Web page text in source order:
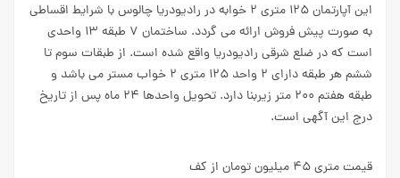
این آپارتمان ۱۲۵ متری ۲ خوابه در رادیودریا چالوس با شرایط اقساطی
به صورت پیش فروش ارائه می گردد. ساختمان ۷ طبقه ۱۳ واحدی
است که در ضلع شرقی رادیودریا واقع شده است. از طبقات سوم تا
ششم هر طبقه دارای ۲ واحد ۱۲۵ متری ۲ خواب مستر می باشد و
طبقه هفتم ۲۰۰ متر زیربنا دارد. تحویل واحدها ۲۴ ماه پس از تاریخ
درج این آگهی است.
قیمت متری ۴۵ میلیون تومان از کف